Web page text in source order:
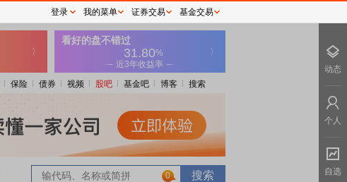
保险 债券 视频 股吧 基金吧 博客 搜索
0
登录 我的菜单 证券交易 基金交易
动态
个人
自选